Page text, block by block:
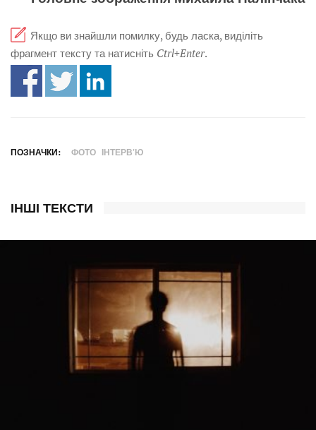
Якщо ви знайшли помилку, будь ласка, виділіть
фрагмент тексту та натисніть Ctrl+Enter.
ПОЗНАЧКИ: ФОТО ІНТЕРВ'Ю
ІНШІ ТЕКСТИ